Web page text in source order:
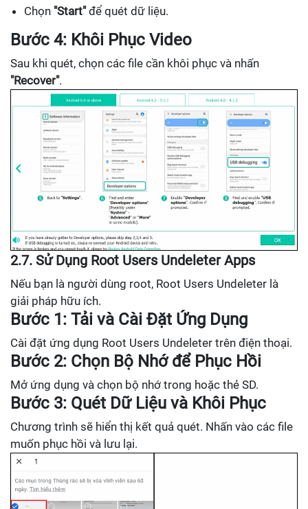
Chọn "Start"để quét dữ liệu.
Bước 4: Khôi Phục Video
Sau khi quét, chọn các file cần khôi phục và nhấn
"Recover".
2.7. Sử Dụng Root Users Undeleter Apps
Nếu bạn là người dùng root, Root Users Undeleter là
giải pháp hữu ích.
Bước 1: Tải và Cài Đặt Ứng Dụng
Cài đặt ứng dụng Root Users Undeleter trên điện thoại.
Bước 2: Chọn Bộ Nhớ để Phục Hồi
Mở ứng dụng và chọn bộ nhớ trong hoặc thẻ SD.
Bước 3: Quét Dữ Liệu và Khôi Phục
Chương trình sẽ hiển thị kết quả quét. Nhấn vào các file
muốn phục hồi và lưu lại.